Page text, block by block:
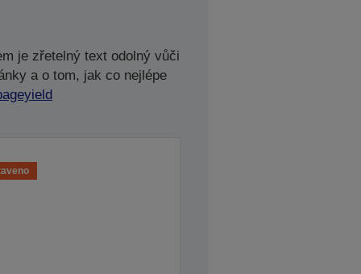
je zřetelný text odolný vůči
a o tom, jak co nejlépe